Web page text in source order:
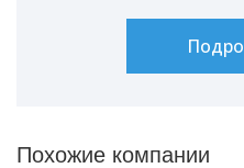
Похожие компании